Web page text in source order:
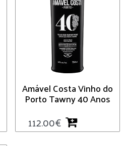
Amável Costa Vinho do
Porto Tawny 40 Anos
112.00€